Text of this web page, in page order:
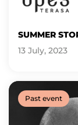
SUMMER
13 July, 2023
Past event